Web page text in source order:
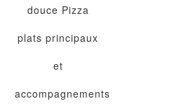
douce Pizza
plats principaux
et
accompagnements